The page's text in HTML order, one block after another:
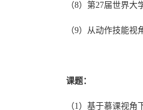
（8）第27届世界大
（9）从动作技能视
课题：
（1） 基于慕课视角